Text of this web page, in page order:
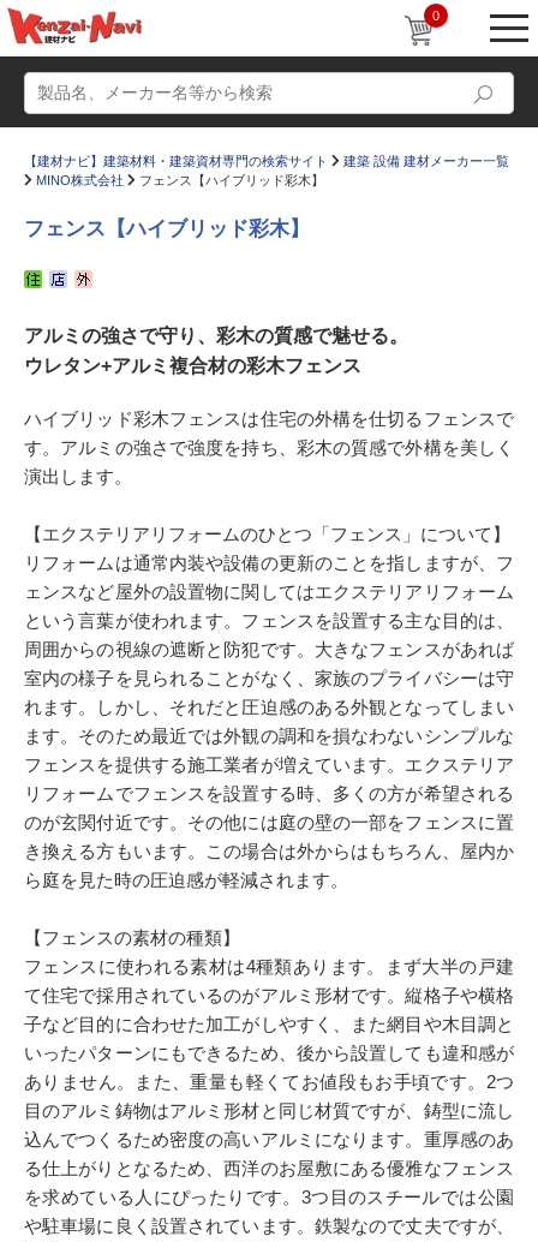
0
かたなび コラム
Q＆A 販売・施工代理店募集
お気に入り
【建材ナビ】建築材料・建築資材専門の検索サイト
建築 設備 建材メーカー一覧
MINO株式会社
フェンス【ハイブリッド彩木】
フェンス【ハイブリッド彩木】
アルミの強さで守り、彩木の質感で魅せる。
ウレタン+アルミ複合材の彩木フェンス
ハイブリッド彩木フェンスは住宅の外構を仕切るフェンスで
す。アルミの強さで強度を持ち、彩木の質感で外構を美しく
演出します。
【エクステリアリフォームのひとつ「フェンス」について】
リフォームは通常内装や設備の更新のことを指しますが、フ
ェンスなど屋外の設置物に関してはエクステリアリフォーム
という言葉が使われます。フェンスを設置する主な目的は、
周囲からの視線の遮断と防犯です。大きなフェンスがあれば
室内の様子を見られることがなく、家族のプライバシーは守
れます。しかし、それだと圧迫感のある外観となってしまい
ます。そのため最近では外観の調和を損なわないシンプルな
フェンスを提供する施工業者が増えています。エクステリア
リフォームでフェンスを設置する時、多くの方が希望される
のが玄関付近です。その他には庭の壁の一部をフェンスに置
き換える方もいます。この場合は外からはもちろん、屋内か
ら庭を見た時の圧迫感が軽減されます。
【フェンスの素材の種類】
フェンスに使われる素材は4種類あります。まず大半の戸建
て住宅で採用されているのがアルミ形材です。縦格子や横格
子など目的に合わせた加工がしやすく、また網目や木目調と
いったパターンにもできるため、後から設置しても違和感が
ありません。また、重量も軽くてお値段もお手頃です。2つ
目のアルミ鋳物はアルミ形材と同じ材質ですが、鋳型に流し
込んでつくるため密度の高いアルミになります。重厚感のあ
る仕上がりとなるため、西洋のお屋敷にある優雅なフェンス
を求めている人にぴったりです。3つ目のスチールでは公園
や駐車場に良く設置されています。鉄製なので丈夫ですが、